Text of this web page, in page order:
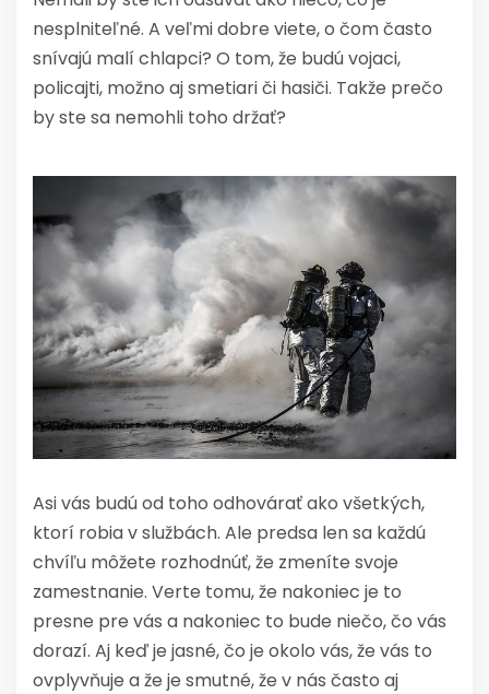
nesplniteľné. A veľmi dobre viete, o čom často
snívajú malí chlapci? O tom, že budú vojaci,
policajti, možno aj smetiari či hasiči. Takže prečo
by ste sa nemohli toho držať?
Asi vás budú od toho odhovárať ako všetkých,
ktorí robia v službách. Ale predsa len sa každú
chvíľu môžete rozhodnúť, že zmeníte svoje
zamestnanie. Verte tomu, že nakoniec je to
presne pre vás a nakoniec to bude niečo, čo vás
dorazí. Aj keď je jasné, čo je okolo vás, že vás to
ovplyvňuje a že je smutné, že v nás často aj